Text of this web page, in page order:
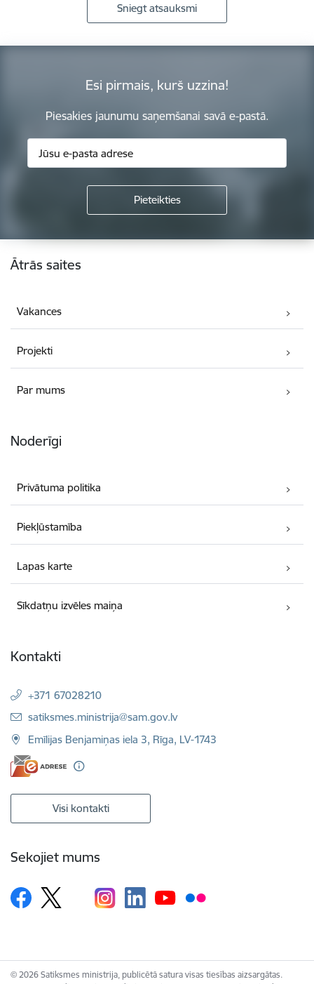
Sniegt atsauksmi
Esi pirmais, kurš uzzina!
Piesakies jaunumu saņemšanai savā e-pastā.
Kājene
Ātrās saites
Vakances
Projekti
Par mums
Noderīgi
Privātuma politika
Piekļūstamība
Lapas karte
Sīkdatņu izvēles maiņa
Kontakti
+371 67028210
E-pasts:
satiksmes.ministrija@sam.gov.lv
Emīlijas Benjamiņas iela 3, Rīga, LV-1743
Visi kontakti
Sekojiet mums
© 2026 Satiksmes ministrija, publicētā satura visas tiesības aizsargātas.